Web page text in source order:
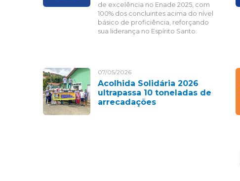
de excelência no Enade 2025, com
100% dos concluintes acima do nível
básico de proficiência, reforçando
sua liderança no Espírito Santo.
07/05/2026
Acolhida Solidária 2026
ultrapassa 10 toneladas de
arrecadações